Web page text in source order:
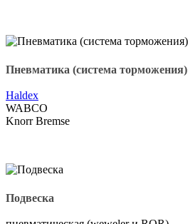
Пневматика (система торможения)
Haldex
WABCO
Knorr Bremse
Подвеска